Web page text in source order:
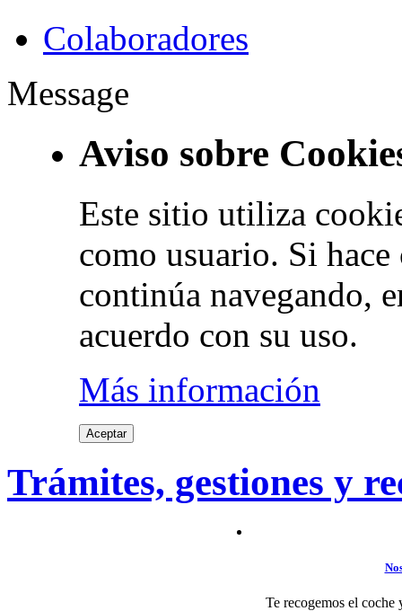
Colaboradores
Message
Aviso sobre
Este sitio utiliza
como usuario. Si
continúa navegando,
acuerdo con su uso.
Más información
Aceptar
Trámites, gestiones y
Te recogemos el